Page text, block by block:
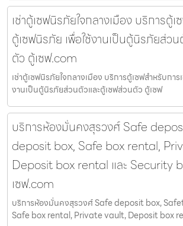
เช่าตู้เซฟนิรภัยใจกลางเมือง บริการตู้เ
ตู้เซฟนิรภัย เพื่อใช้งานเป็นตู้นิรภัยส่ว
ตัว ตู้เซฟ.com
เช่าตู้เซฟนิรภัยใจกลางเมือง บริการตู้เซฟสำหรับการ
งานเป็นตู้นิรภัยส่วนตัวและตู้เซฟส่วนตัว ตู้เซฟ
บริการห้องมั่นคงสุรวงศ์ Safe
deposit box, Safe box rental,
Deposit box rental และ Security
เซฟ.com
บริการห้องมั่นคงสุรวงศ์ Safe deposit box,
Safe box rental, Private vault, Deposit box